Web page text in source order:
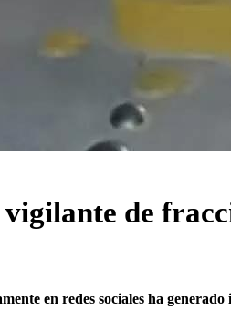
de
en redes sociales ha